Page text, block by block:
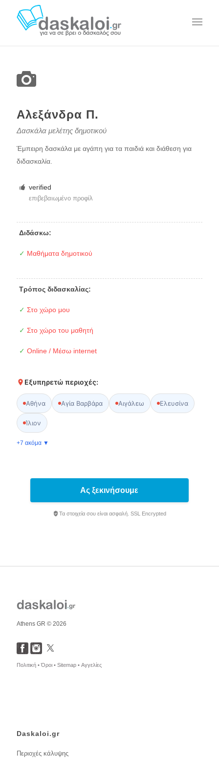
Αλεξάνδρα Π.
Δασκάλα μελέτης δημοτικού
Έμπειρη δασκάλα με αγάπη για τα παιδιά και διάθεση για
διδασκαλία.
verified
επιβεβαιωμένο προφίλ
Διδάσκω:
✓ Μαθήματα δημοτικού
Τρόπος διδασκαλίας:
✓ Στο χώρο μου
✓ Στο χώρο του μαθητή
✓ Online / Μέσω internet
Εξυπηρετώ περιοχές:
Αθήνα Αγία Βαρβάρα Αιγάλεω Ελευσίνα
Ίλιον
+7 ακόμα ▼
Ας ξεκινήσουμε
Τα στοιχεία σου είναι ασφαλή. SSL Encrypted
Athens GR © 2026
Πολιτική •Όροι • Sitemap • Αγγελίες
Daskaloi.gr
Περιοχές κάλυψης